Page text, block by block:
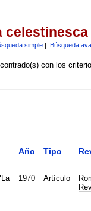
celestinesca
simple| Búsqueda
con los
Año Tipo
1970 Artículo